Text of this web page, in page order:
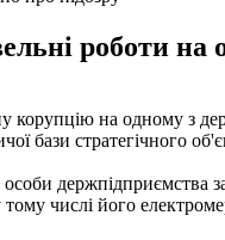
роботи на
корупцію на одному з
бази стратегічного
держпідприємства
числі його